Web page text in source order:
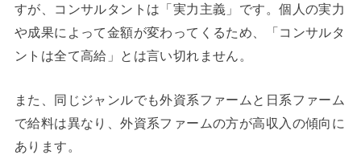
すが、コンサルタントは「実力主義」です。個人の実力
や成果によって金額が変わってくるため、「コンサルタ
ントは全て高給」とは言い切れません。
また、同じジャンルでも外資系ファームと日系ファーム
で給料は異なり、外資系ファームの方が高収入の傾向に
あります。